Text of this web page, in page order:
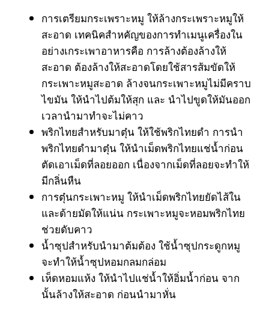
การเตรียมกระเพราะหมู ให้ล้างกระเพราะหมูให้
สะอาด เทคนิคสำหคัญของการทำเมนูเครื่องใน
อย่างเกระเพาอาหารคือ การล้างต้องล้างให้
สะอาด ต้องล้างให้สะอาดโดยใช้สารส้มขัดให้
กระเพาะหมูสะอาด ล้างจนกระเพาะหมูไม่มีคราบ
ไขมัน ให้นำไปต้มให้สุก และ นำไปขูดให้มันออก
เวลานำมาทำจะไม่คาว
พริกไทยสำหรับมาตุ๋น ให้ใช้พริกไทยดำ การนำ
พริกไทยดำมาตุ๋น ให้นำเม็ดพริกไทยแช่น้ำก่อน
ตัดเอาเม็ดที่ลอยออก เนื่องจากเม็ดที่ลอยจะทำให้
มีกลิ่นหืน
การตุ๋นกระเพาะหมู ให้นำเม็ดพริกไทยยัดไส้ใน
และด้ายมัดให้แน่น กระเพาะหมูจะหอมพริกไทย
ช่วยดับคาว
น้ำซุปสำหรับนำมาต้มต้อง ใช้น้ำซุปกระดูกหมู
จะทำให้น้ำซุปหอมกลมกล่อม
เห็ดหอมแห้ง ให้นำไปแช่น้ำให้อิ่มน้ำก่อน จาก
นั้นล้างให้สะอาด ก่อนนำมาหั่น